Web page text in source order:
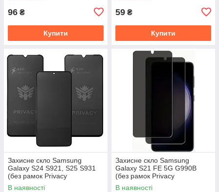
96 ₴
Купити
59 ₴
Купити
Захисне скло Samsung
Galaxy S24 S921, S25 S931
(без рамок Privacy
антишпигун)
В наявності
Захисне скло Samsung
Galaxy S21 FE 5G G990B
(без рамок Privacy
антишпигун)
В наявності